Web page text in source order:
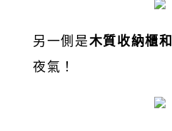
另一側是木質收納櫃
夜氣！